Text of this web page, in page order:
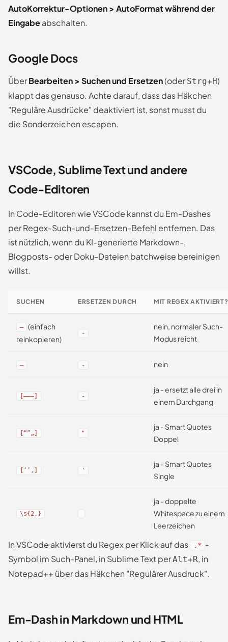
AutoKorrektur-Optionen > AutoFormat während der
Eingabeabschalten.
Google Docs
ÜberBearbeiten > Suchen und Ersetzen(oderStrg+H)
klappt das genauso. Achte darauf, dass das Häkchen
"Reguläre Ausdrücke" deaktiviert ist, sonst musst du
die Sonderzeichen escapen.
VSCode, Sublime Text und andere
Code-Editoren
In Code-Editoren wie VSCode kannst du Em-Dashes
per Regex-Such-und-Ersetzen-Befehl entfernen. Das
ist nützlich, wenn du KI-generierte Markdown-,
Blogposts- oder Doku-Dateien batchweise bereinigen
willst.
SUCHEN ERSETZEN DURCH MIT REGEX AKTIVIERT?
—
(einfach
reinkopieren)
-
nein, normaler Such-
Modus reicht
– - nein
[—–−] -
ja - ersetzt alle drei in
einem Durchgang
[“”„] "
ja - Smart Quotes
Doppel
[‘’‚] '
ja - Smart Quotes
Single
\s{2,}
ja - doppelte
Whitespace zu einem
Leerzeichen
In VSCode aktivierst du Regex per Klick auf das .* -
Symbol im Such-Panel, in Sublime Text perAlt+R, in
Notepad++ über das Häkchen "Regulärer Ausdruck".
Em-Dash in Markdown und HTML